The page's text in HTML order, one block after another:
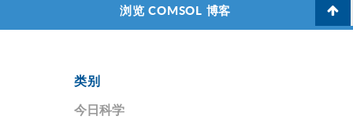
浏览 COMSOL 博客
类别
今日科学